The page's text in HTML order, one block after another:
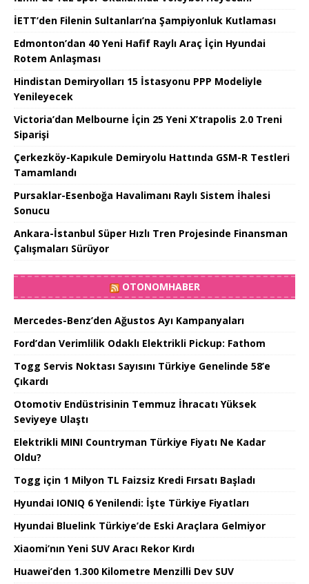
İETT’den Filenin Sultanları’na Şampiyonluk Kutlaması
Edmonton’dan 40 Yeni Hafif Raylı Araç İçin Hyundai
Rotem Anlaşması
Hindistan Demiryolları 15 İstasyonu PPP Modeliyle
Yenileyecek
Victoria’dan Melbourne İçin 25 Yeni X’trapolis 2.0 Treni
Siparişi
Çerkezköy-Kapıkule Demiryolu Hattında GSM-R Testleri
Tamamlandı
Pursaklar-Esenboğa Havalimanı Raylı Sistem İhalesi
Sonucu
Ankara-İstanbul Süper Hızlı Tren Projesinde Finansman
Çalışmaları Sürüyor
OTONOMHABER
Mercedes-Benz’den Ağustos Ayı Kampanyaları
Ford’dan Verimlilik Odaklı Elektrikli Pickup: Fathom
Togg Servis Noktası Sayısını Türkiye Genelinde 58’e
Çıkardı
Otomotiv Endüstrisinin Temmuz İhracatı Yüksek
Seviyeye Ulaştı
Elektrikli MINI Countryman Türkiye Fiyatı Ne Kadar
Oldu?
Togg için 1 Milyon TL Faizsiz Kredi Fırsatı Başladı
Hyundai IONIQ 6 Yenilendi: İşte Türkiye Fiyatları
Hyundai Bluelink Türkiye’de Eski Araçlara Gelmiyor
Xiaomi’nın Yeni SUV Aracı Rekor Kırdı
Huawei’den 1.300 Kilometre Menzilli Dev SUV